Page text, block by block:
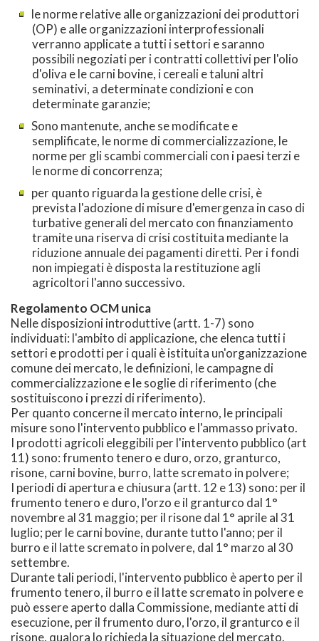
le norme relative alle organizzazioni dei produttori
(OP) e alle organizzazioni interprofessionali
verranno applicate a tutti i settori e saranno
possibili negoziati per i contratti collettivi per l'olio
d'oliva e le carni bovine, i cereali e taluni altri
seminativi, a determinate condizioni e con
determinate garanzie;
Sono mantenute, anche se modificate e
semplificate, le norme di commercializzazione, le
norme per gli scambi commerciali con i paesi terzi e
le norme di concorrenza;
per quanto riguarda la gestione delle crisi, è
prevista l'adozione di misure d'emergenza in caso di
turbative generali del mercato con finanziamento
tramite una riserva di crisi costituita mediante la
riduzione annuale dei pagamenti diretti. Per i fondi
non impiegati è disposta la restituzione agli
agricoltori l'anno successivo.
Regolamento OCM unica
Nelle disposizioni introduttive (artt. 1-7) sono
individuati: l'ambito di applicazione, che elenca tutti i
settori e prodotti per i quali è istituita un'organizzazione
comune dei mercato, le definizioni, le campagne di
commercializzazione e le soglie di riferimento (che
sostituiscono i prezzi di riferimento).
Per quanto concerne il mercato interno, le principali
misure sono l'intervento pubblico e l'ammasso privato.
I prodotti agricoli eleggibili per l'intervento pubblico (art
11) sono: frumento tenero e duro, orzo, granturco,
risone, carni bovine, burro, latte scremato in polvere;
I periodi di apertura e chiusura (artt. 12 e 13) sono: per il
frumento tenero e duro, l'orzo e il granturco dal 1°
novembre al 31 maggio; per il risone dal 1° aprile al 31
luglio; per le carni bovine, durante tutto l'anno; per il
burro e il latte scremato in polvere, dal 1° marzo al 30
settembre.
Durante tali periodi, l'intervento pubblico è aperto per il
frumento tenero, il burro e il latte scremato in polvere e
può essere aperto dalla Commissione, mediante atti di
esecuzione, per il frumento duro, l'orzo, il granturco e il
risone, qualora lo richieda la situazione del mercato.